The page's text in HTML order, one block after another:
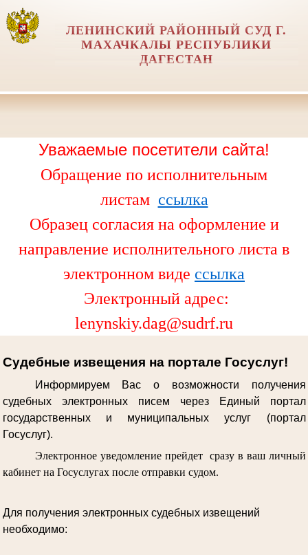
ЛЕНИНСКИЙ РАЙОННЫЙ СУД Г.
МАХАЧКАЛЫ РЕСПУБЛИКИ
ДАГЕСТАН
Уважаемые посетители сайта!
Обращение по исполнительным
листам ссылка
Образец согласия на оформление и
направление исполнительного листа в
электронном виде ссылка
Электронный адрес:
lenynskiy.dag@sudrf.ru
Судебные извещения на портале Госуслуг!
Информируем Вас о возможности получения
судебных электронных писем через Единый портал
государственных и муниципальных услуг (портал
Госуслуг).
Электронное уведомление прейдет сразу в ваш личный
кабинет на Госуслугах после отправки судом.
Для получения электронных судебных извещений
необходимо: